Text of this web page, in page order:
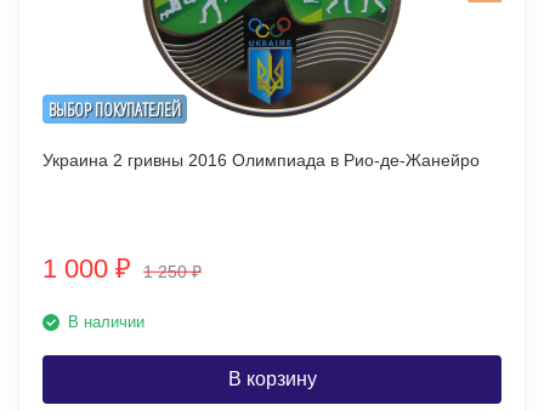
ВЫБОР ПОКУПАТЕЛЕЙ
Украина 2 гривны 2016 Олимпиада в Рио-де-Жанейро
1 000 ₽ 1 250₽
В наличии
В корзину